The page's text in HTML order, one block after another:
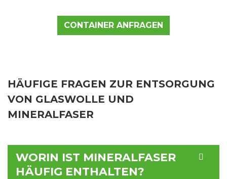
CONTAINER ANFRAGEN
HÄUFIGE FRAGEN ZUR ENTSORGUNG
VON GLASWOLLE UND
MINERALFASER
WORIN IST MINERALFASER
HÄUFIG ENTHALTEN?